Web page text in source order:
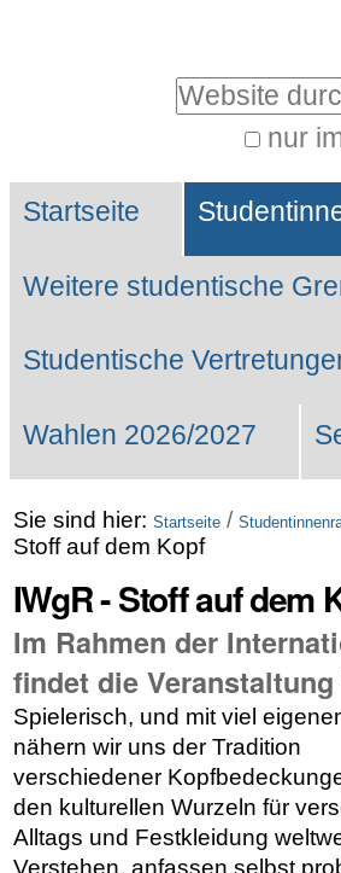
Website durchsuchen
nur
Suche…
Sektionen
Startseite
Weitere studentische
Studentische
Wahlen 2026/2027
Sie sind hier: Startseite /
Stoff auf dem Kopf
IWgR - Stoff auf dem
Im Rahmen der
findet die
Spielerisch, und mit viel
nähern wir uns der Tradition
verschiedener
den kulturellen Wurzeln für
Alltags und Festkleidung
Verstehen, anfassen selbst